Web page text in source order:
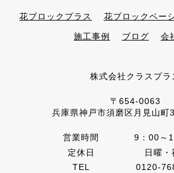
花ブロックプラス 花ブロックベー
施工事例 ブログ 会
株式会社クラスプラ
〒654-0063
兵庫県神戸市須磨区月見山
営業時間
9：00～
定休日
日曜・
TEL
0120-